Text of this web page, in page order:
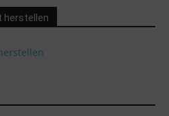
herstellen